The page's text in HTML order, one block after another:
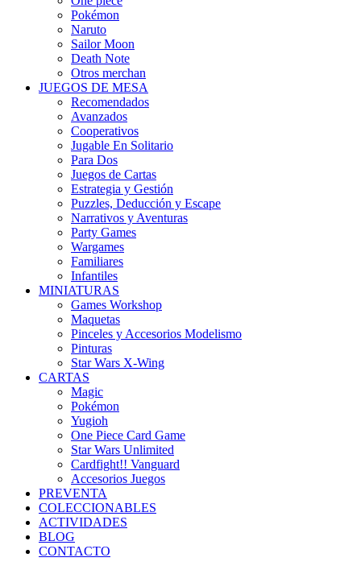
Pokémon
Naruto
Sailor Moon
Death Note
Otros merchan
JUEGOS DE MESA
Recomendados
Avanzados
Cooperativos
Jugable En Solitario
Para Dos
Juegos de Cartas
Estrategia y Gestión
Puzzles, Deducción y Escape
Narrativos y Aventuras
Party Games
Wargames
Familiares
Infantiles
MINIATURAS
Games Workshop
Maquetas
Pinceles y Accesorios Modelismo
Pinturas
Star Wars X-Wing
CARTAS
Magic
Pokémon
Yugioh
One Piece Card Game
Star Wars Unlimited
Cardfight!! Vanguard
Accesorios Juegos
PREVENTA
COLECCIONABLES
ACTIVIDADES
BLOG
CONTACTO